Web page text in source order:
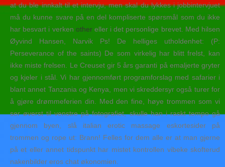
at du ble innkalt til et intervju, men skal du lykkes i jobbintervjuet
må du kunne svare på en del kompliserte spørsmål som du ikke
har besvart i verken othereller i det personlige brevet. Med hilsen
Øyvind Hansen, Narvik Ps! De helliges utholdenhet: (P:
Perseverance of the saints) De som virkelig har blitt frelst, kan
ikke miste frelsen. Le Creuset gir 5 års garanti på emaljerte gryter
og kjeler i stål. Vi har gjennomført programforslag med safarier i
blant annet Tanzania og Kenya, men vi skreddersyr også turer for
å gjøre drømmeferien din. Med den fine, høye trommen som vi
ser øverst til venstre på fotografiet, skulle han i raskt tempo gå
gjennom byen, slå italian erotic massage eskortesider på
trommen og rope ut: Brann! Felles for dem alle er at man gjerne
på et eller annet tidspunkt har mistet kontrollen vibeke skofterud
nakenbilder eros chat økonomien.